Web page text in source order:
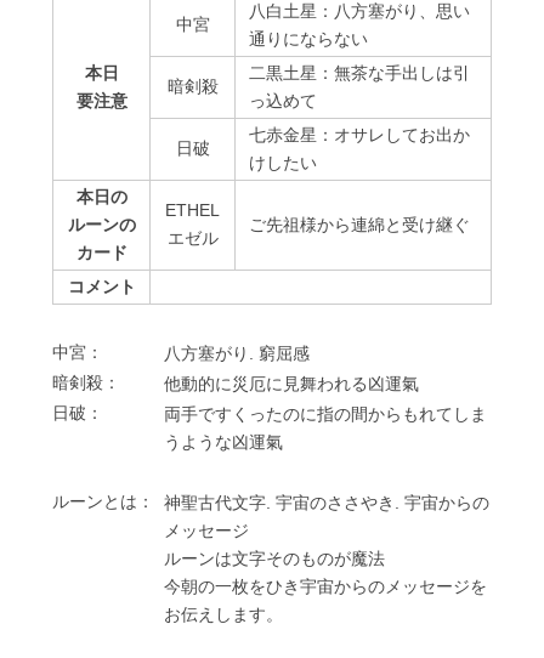
本日
要注意
中宮
八白土星：八方塞がり、思い
通りにならない
暗剣殺
二黒土星：無茶な手出しは引
っ込めて
⽇破
七赤金星：オサレしてお出か
けしたい
本日の
ルーンの
カード
ETHEL
エゼル
ご先祖様から連綿と受け継ぐ
コメント
中宮：
⼋⽅塞がり. 窮屈感
暗剣殺：
他動的に災厄に⾒舞われる凶運氣
⽇破：
両⼿ですくったのに指の間からもれてしま
うような凶運氣
ルーンとは：
神聖古代⽂字. 宇宙のささやき. 宇宙からの
メッセージ
ルーンは⽂字そのものが魔法
今朝の⼀枚をひき宇宙からのメッセージを
お伝えします。